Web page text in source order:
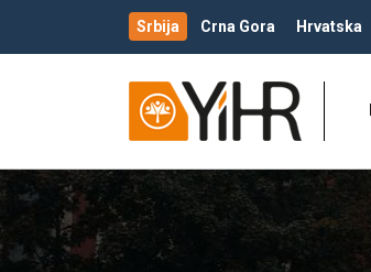
Srbija Crna Gora Hrvatska